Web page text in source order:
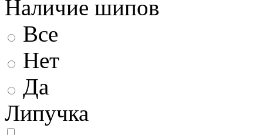
Наличие шипов
Все
Нет
Да
Липучка